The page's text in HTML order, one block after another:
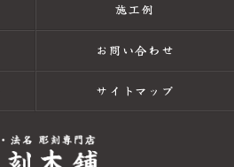
施工例
お問い合わせ
サイトマップ